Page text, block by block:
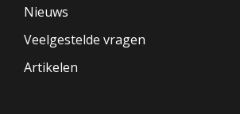
Nieuws
Veelgestelde vragen
Artikelen